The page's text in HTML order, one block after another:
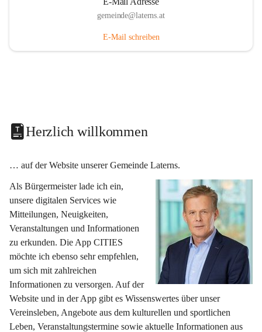
gemeinde@laterns.at
E-Mail schreiben
Herzlich willkommen
… auf der Website unserer Gemeinde Laterns.
Als Bürgermeister lade ich ein,
unsere digitalen Services wie
Mitteilungen, Neuigkeiten,
Veranstaltungen und Informationen
zu erkunden. Die App CITIES
möchte ich ebenso sehr empfehlen,
um sich mit zahlreichen
Informationen zu versorgen. Auf der
Website und in der App gibt es Wissenswertes über unser
Vereinsleben, Angebote aus dem kulturellen und sportlichen
Leben, Veranstaltungstermine sowie aktuelle Informationen aus